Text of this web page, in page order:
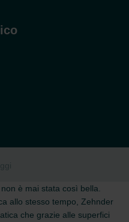
è mai stata così bella.
allo stesso tempo, Zehnder
che grazie alle superfici